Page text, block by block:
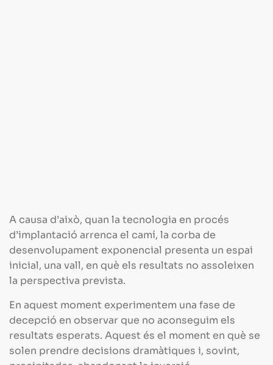
A causa d’això, quan la tecnologia en procés
d’implantació arrenca el camí, la corba de
desenvolupament exponencial presenta un espai
inicial, una vall, en què els resultats no assoleixen
la perspectiva prevista.
En aquest moment experimentem una fase de
decepció en observar que no aconseguim els
resultats esperats. Aquest és el moment en què se
solen prendre decisions dramàtiques i, sovint,